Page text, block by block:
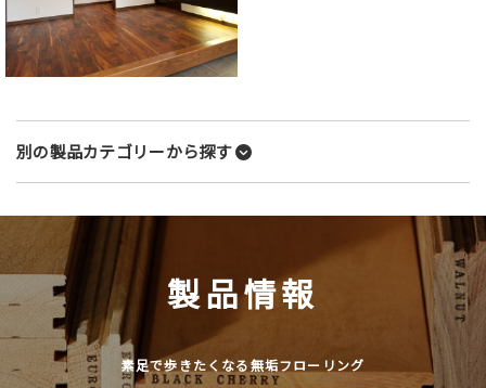
別の製品カテゴリーから探す
製品情報
素足で歩きたくなる無垢フローリング